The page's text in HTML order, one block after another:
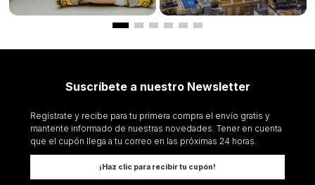
Suscríbete a nuestro Newsletter
Regístrate y recibe para tu primera compra el envío gratis y
mantente informado de nuestras novedades. Tener en cuenta
que el cupón llega a tu correo en las próximas 24 horas.
¡Haz clic para recibir tu cupón!